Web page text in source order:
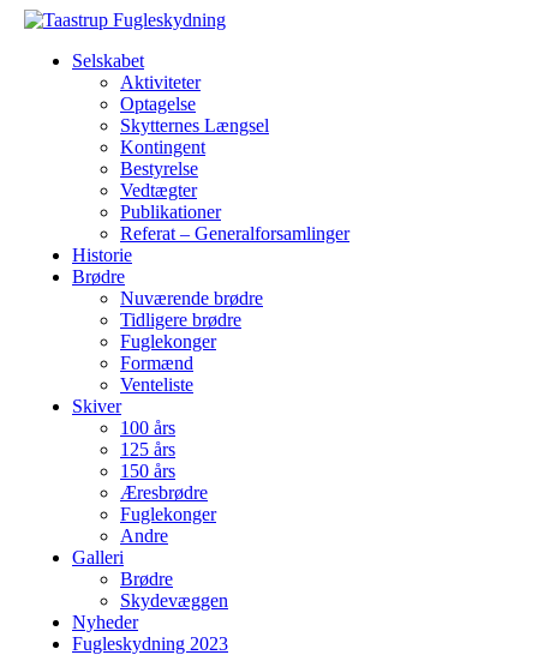
Selskabet
Aktiviteter
Optagelse
Skytternes Længsel
Kontingent
Bestyrelse
Vedtægter
Publikationer
Referat – Generalforsamlinger
Historie
Brødre
Nuværende brødre
Tidligere brødre
Fuglekonger
Formænd
Venteliste
Skiver
100 års
125 års
150 års
Æresbrødre
Fuglekonger
Andre
Galleri
Brødre
Skydevæggen
Nyheder
Fugleskydning 2023